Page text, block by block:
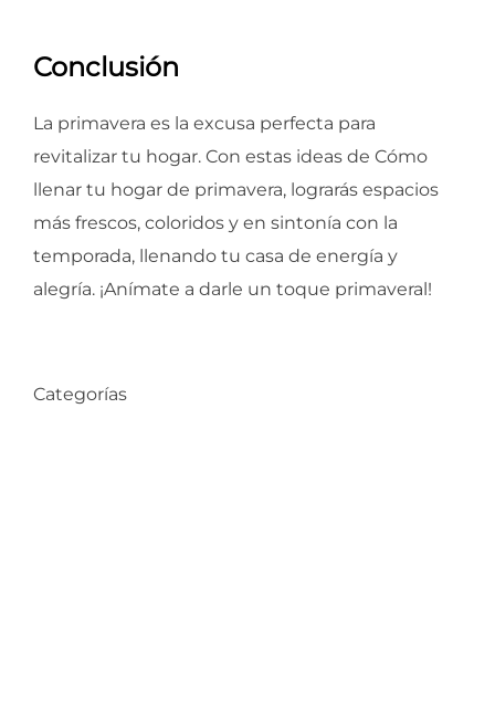
Conclusión
La primavera es la excusa perfecta para
revitalizar tu hogar. Con estas ideas de Cómo
llenar tu hogar de primavera, lograrás espacios
más frescos, coloridos y en sintonía con la
temporada, llenando tu casa de energía y
alegría. ¡Anímate a darle un toque primaveral!
Categorías